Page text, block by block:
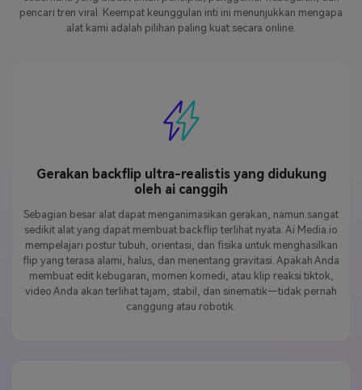
pencari tren viral. Keempat keunggulan inti ini menunjukkan mengapa
alat kami adalah pilihan paling kuat secara online.
Gerakan backflip ultra-realistis yang didukung
oleh ai canggih
Sebagian besar alat dapat menganimasikan gerakan, namun sangat
sedikit alat yang dapat membuat backflip terlihat nyata. Ai Media.io
mempelajari postur tubuh, orientasi, dan fisika untuk menghasilkan
flip yang terasa alami, halus, dan menentang gravitasi. Apakah Anda
membuat edit kebugaran, momen komedi, atau klip reaksi tiktok,
video Anda akan terlihat tajam, stabil, dan sinematik—tidak pernah
canggung atau robotik.